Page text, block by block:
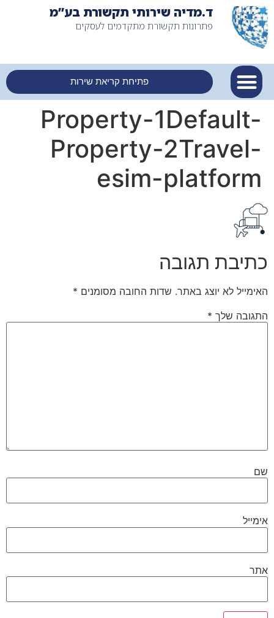
ד.מדיה שירותי תקשורת בע”מ
פתרונות תקשורת מתקדמים לעסקים
פתיחת קריאת שירות
Property-1Default-
Property-2Travel-
esim-platform
כתיבת תגובה
האימייל לא יוצג באתר. שדות החובה מסומנים *
התגובה שלך *
שם
אימייל
אתר